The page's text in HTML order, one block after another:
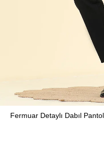
Fermuar Detaylı Dabıl